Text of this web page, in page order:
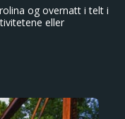
og overnatt i telt i
eller